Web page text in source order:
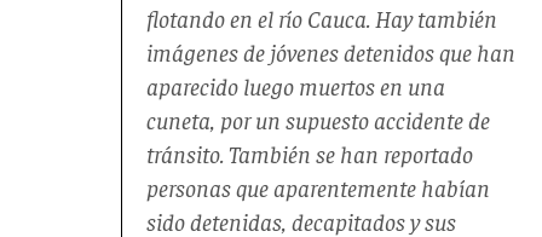
flotando en el río Cauca. Hay también
imágenes de jóvenes detenidos que han
aparecido luego muertos en una
cuneta, por un supuesto accidente de
tránsito. También se han reportado
personas que aparentemente habían
sido detenidas, decapitados y sus